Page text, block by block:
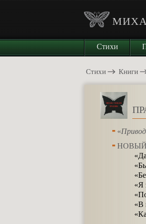
Стихи
Стихи Книги
«
НОВЫЙ
«Я
«В